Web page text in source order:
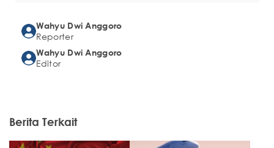
Wahyu Dwi Anggoro
Reporter
Wahyu Dwi Anggoro
Editor
Berita Terkait